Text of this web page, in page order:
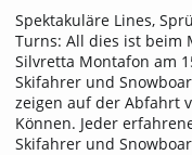
Spektakuläre Lines,
Turns: All dies ist beim
Silvretta Montafon am
Skifahrer und
zeigen auf der Abfahrt
Können. Jeder
Skifahrer und